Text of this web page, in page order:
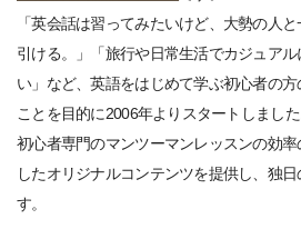
「英会話は習ってみたいけど、大勢の人
引ける。」「旅行や日常生活でカジュア
い」など、英語をはじめて学ぶ初心者の
ことを目的に2006年よりスタートしました
初心者専門のマンツーマンレッスンの効
したオリジナルコンテンツを提供し、独
す。